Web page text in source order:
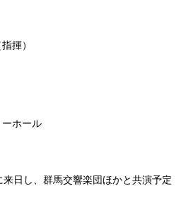
揮）
ホール
日し、群馬交響楽団ほかと共演予定